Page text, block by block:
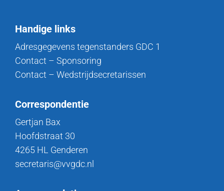
Handige links
Adresgegevens tegenstanders GDC 1
Contact – Sponsoring
Contact – Wedstrijdsecretarissen
Correspondentie
Gertjan Bax
Hoofdstraat 30
4265 HL Genderen
secretaris@vvgdc.nl